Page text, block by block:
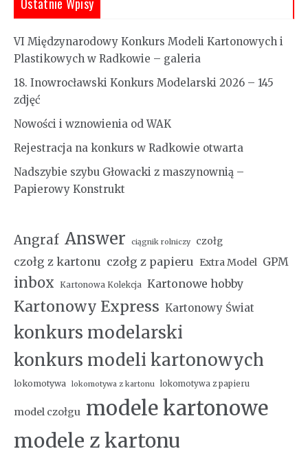
VI Międzynarodowy Konkurs Modeli Kartonowych i
Plastikowych w Radkowie – galeria
18. Inowrocławski Konkurs Modelarski 2026 – 145
zdjęć
Nowości i wznowienia od WAK
Rejestracja na konkurs w Radkowie otwarta
Nadszybie szybu Głowacki z maszynownią –
Papierowy Konstrukt
Angraf Answer ciągnik rolniczy czołg
czołg z kartonu czołg z papieru Extra Model GPM
inbox Kartonowa Kolekcja Kartonowe hobby
Kartonowy Express Kartonowy Świat
konkurs modelarski
konkurs modeli kartonowych
lokomotywa lokomotywa z kartonu lokomotywa z papieru
model czołgu modele kartonowe
modele z kartonu